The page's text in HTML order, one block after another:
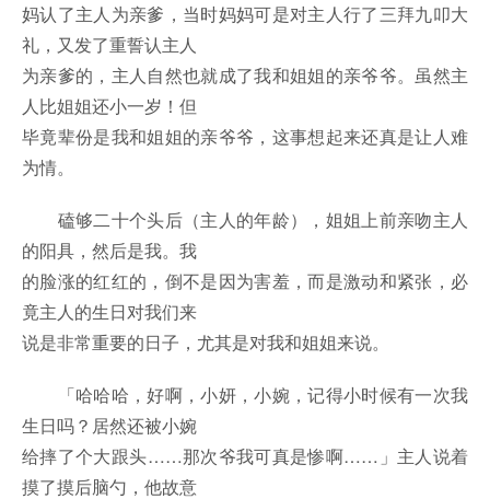
妈认了主人为亲爹，当时妈妈可是对主人行了三拜九叩大
礼，又发了重誓认主人
为亲爹的，主人自然也就成了我和姐姐的亲爷爷。虽然主
人比姐姐还小一岁！但
毕竟辈份是我和姐姐的亲爷爷，这事想起来还真是让人难
为情。
磕够二十个头后（主人的年龄），姐姐上前亲吻主人
的阳具，然后是我。我
的脸涨的红红的，倒不是因为害羞，而是激动和紧张，必
竟主人的生日对我们来
说是非常重要的日子，尤其是对我和姐姐来说。
「哈哈哈，好啊，小妍，小婉，记得小时候有一次我
生日吗？居然还被小婉
给摔了个大跟头……那次爷我可真是惨啊……」主人说着
摸了摸后脑勺，他故意